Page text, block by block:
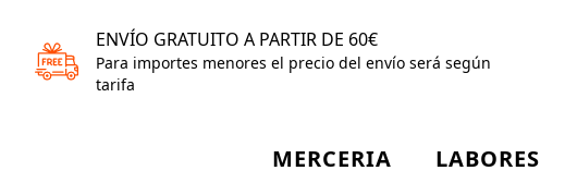
ENVÍO GRATUITO A PARTIR DE 60€
Para importes menores el precio del envío será según
tarifa
MERCERIA LABORES